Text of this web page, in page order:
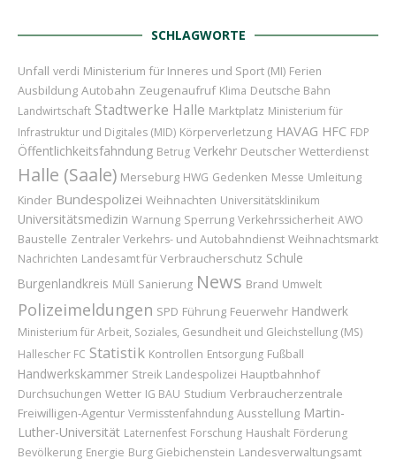
SCHLAGWORTE
Unfall verdi Ministerium für Inneres und Sport (MI) Ferien
Ausbildung Autobahn Zeugenaufruf Klima Deutsche Bahn
Landwirtschaft Stadtwerke Halle Marktplatz Ministerium für
Infrastruktur und Digitales (MID) Körperverletzung HAVAG HFC FDP
Öffentlichkeitsfahndung Betrug Verkehr Deutscher Wetterdienst
Halle (Saale) Merseburg HWG Gedenken Messe Umleitung
Kinder Bundespolizei Weihnachten Universitätsklinikum
Universitätsmedizin Warnung Sperrung Verkehrssicherheit AWO
Baustelle Zentraler Verkehrs- und Autobahndienst Weihnachtsmarkt
Nachrichten Landesamt für Verbraucherschutz Schule
Burgenlandkreis Müll Sanierung News Brand Umwelt
Polizeimeldungen SPD Führung Feuerwehr Handwerk
Ministerium für Arbeit, Soziales, Gesundheit und Gleichstellung (MS)
Hallescher FC Statistik Kontrollen Entsorgung Fußball
Handwerkskammer Streik Landespolizei Hauptbahnhof
Durchsuchungen Wetter IG BAU Studium Verbraucherzentrale
Freiwilligen-Agentur Vermisstenfahndung Ausstellung Martin-
Luther-Universität Laternenfest Forschung Haushalt Förderung
Bevölkerung Energie Burg Giebichenstein Landesverwaltungsamt